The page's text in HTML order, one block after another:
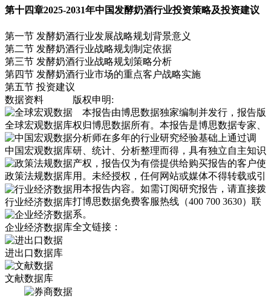
第十四章2025-2031年中国发酵奶酒行业投资策略及投资建议
第一节 发酵奶酒行业发展战略规划背景意义
第二节 发酵奶酒行业战略规划制定依据
第三节 发酵奶酒行业战略规划策略分析
第四节 发酵奶酒行业市场的重点客户战略实施
第五节 投资建议
数据资料
全球宏观数据库
中国宏观数据库
政策法规数据库
行业经济数据库
企业经济数据库
进出口数据库
文献数据库
版权申明:
本报告由博思数据独家编制并发行，报告版
权归博思数据所有。本报告是博思数据专家、
分析师在多年的行业研究经验基础上通过调
研、统计、分析整理而得，具有独立自主知识
产权，报告仅为有偿提供给购买报告的客户使
用。未经授权，任何网站或媒体不得转载或引
用本报告内容。如需订阅研究报告，请直接拨
打博思数据免费客服热线（400 700 3630）联
系。
全文链接：